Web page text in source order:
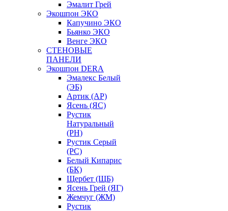
Эмалит Грей
Экошпон ЭКО
Капучино ЭКО
Бьянко ЭКО
Венге ЭКО
СТЕНОВЫЕ
ПАНЕЛИ
Экошпон DERA
Эмалекс Белый
(ЭБ)
Артик (АР)
Ясень (ЯС)
Рустик
Натуральный
(РН)
Рустик Серый
(РС)
Белый Кипарис
(БК)
Щербет (ЩБ)
Ясень Грей (ЯГ)
Жемчуг (ЖМ)
Рустик